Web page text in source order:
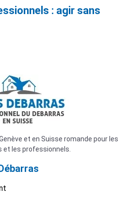
: agir sans
et en Suisse romande pour les
et les professionnels.